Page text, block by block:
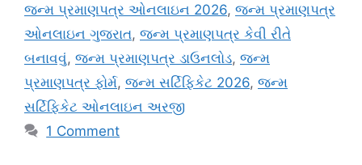
જન્મ પ્રમાણપત્ર ઓનલાઇન 2026, જન્મ પ્રમાણપત્ર
ઓનલાઇન ગુજરાત, જન્મ પ્રમાણપત્ર કેવી રીતે
બનાવવું, જન્મ પ્રમાણપત્ર ડાઉનલોડ, જન્મ
પ્રમાણપત્ર ફોર્મ, જન્મ સર્ટિફિકેટ 2026, જન્મ
સર્ટિફિકેટ ઓનલાઇન અરજી
1 Comment